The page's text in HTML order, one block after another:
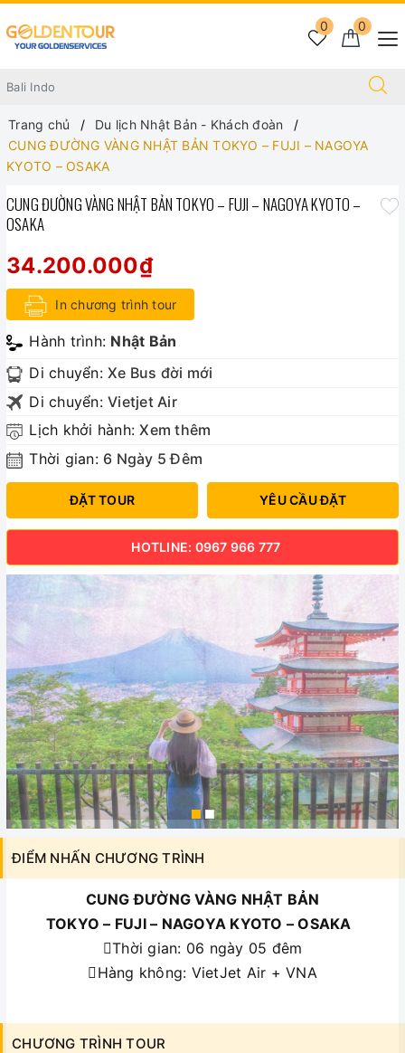
0
0
Trang chủ
Du lịch Nhật Bản - Khách đoàn
CUNG ĐƯỜNG VÀNG NHẬT BẢN TOKYO – FUJI – NAGOYA
KYOTO – OSAKA
ĐIỂM NHẤN CHƯƠNG TRÌNH
CUNG ĐƯỜNG VÀNG NHẬT BẢN
TOKYO – FUJI – NAGOYA KYOTO – OSAKA
Thời gian: 06 ngày 05 đêm
Hàng không: VietJet Air + VNA
CHƯƠNG TRÌNH TOUR
CUNG ĐƯỜNG VÀNG NHẬT BẢN TOKYO – FUJI – NAGOYA KYOTO –
OSAKA
34.200.000₫
In chương trình tour
Hành trình: Nhật Bản
Di chuyển: Xe Bus đời mới
Di chuyển: Vietjet Air
Lịch khởi hành:Xem thêm
Thời gian: 6 Ngày 5 Đêm
ĐẶT TOUR YÊU CẦU ĐẶT
HOTLINE: 0967 966 777